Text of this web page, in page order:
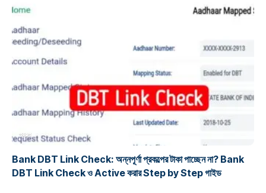
প্রকল্প
Bank DBT Link Check: অন্নপূর্ণা প্রকল্পের টাকা পাচ্ছেন না? Bank
DBT Link Check ও Active করার Step by Step গাইড